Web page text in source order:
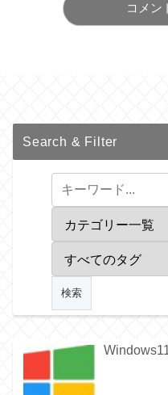
コメン
Search & Filter